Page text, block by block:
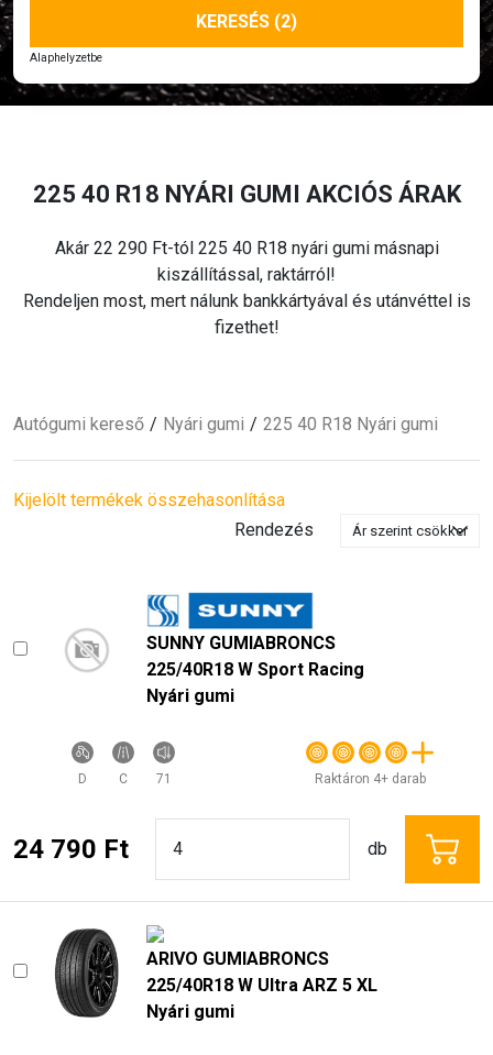
KERESÉS (2)
Alaphelyzetbe
225 40 R18 NYÁRI GUMI AKCIÓS ÁRAK
Akár 22 290 Ft-tól 225 40 R18 nyári gumi másnapi
kiszállítással, raktárról!
Rendeljen most, mert nálunk bankkártyával és utánvéttel is
fizethet!
Autógumi kereső Nyári gumi 225 40 R18 Nyári gumi
Kijelölt termékek összehasonlítása
Rendezés
SUNNY GUMIABRONCS
225/40R18 W Sport Racing
Nyári gumi
D C 71 Raktáron 4+ darab
24 790 Ft db
ARIVO GUMIABRONCS
225/40R18 W Ultra ARZ 5 XL
Nyári gumi